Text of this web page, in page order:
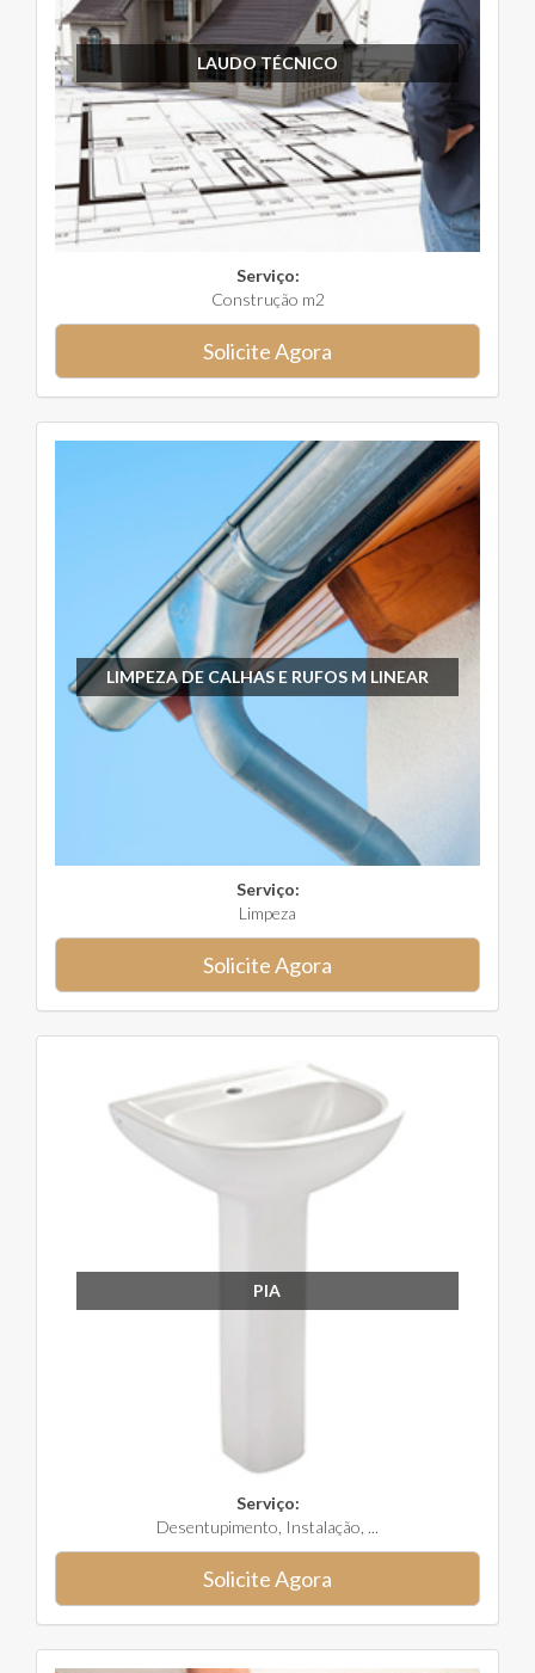
LAUDO TÉCNICO
Serviço:
Construção m2
Solicite Agora
LIMPEZA DE CALHAS E RUFOS M LINEAR
Serviço:
Limpeza
Solicite Agora
PIA
Serviço:
Desentupimento, Instalação, ...
Solicite Agora